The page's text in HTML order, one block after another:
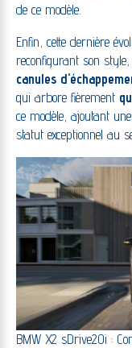
de ce modèle.
Enfin, cette dernière
reconfigurant son
canules
qui arbore fièrement
ce modèle, ajoutant
statut exceptionnel au
BMW X2 sDrive20i :